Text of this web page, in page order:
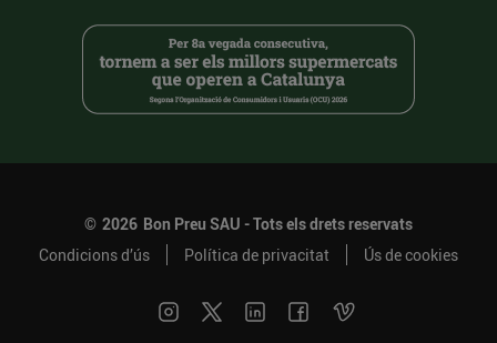
© 2026 Bon Preu SAU - Tots els drets reservats
Condicions d’ús
Política de privacitat Ús de cookies